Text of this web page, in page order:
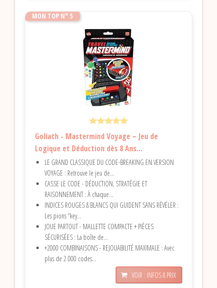
MON TOP N° 5
Goliath - Mastermind Voyage – Jeu de
Logique et Déduction dès 8 Ans...
LE GRAND CLASSIQUE DU CODE-BREAKING EN VERSION
VOYAGE : Retrouve le jeu de...
CASSE LE CODE - DÉDUCTION, STRATÉGIE ET
RAISONNEMENT : À chaque...
INDICES ROUGES & BLANCS QUI GUIDENT SANS RÉVÉLER :
Les pions “key...
JOUE PARTOUT - MALLETTE COMPACTE + PIÈCES
SÉCURISÉES : La boîte de...
+2000 COMBINAISONS - REJOUABILITÉ MAXIMALE : Avec
plus de 2 000 codes...
VOIR : INFOS & PRIX